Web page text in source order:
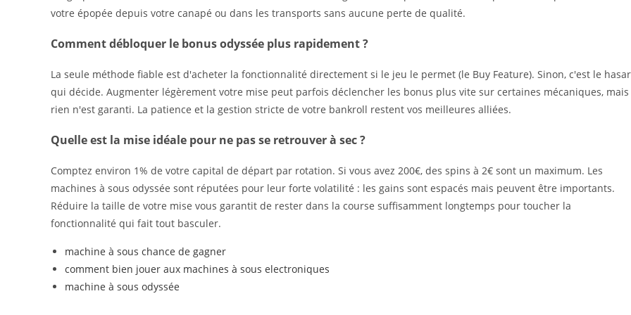
votre épopée depuis votre canapé ou dans les transports sans aucune perte de qualité.
Comment débloquer le bonus odyssée plus rapidement ?
La seule méthode fiable est d'acheter la fonctionnalité directement si le jeu le permet (le Buy Feature). Sinon, c'est le
qui décide. Augmenter légèrement votre mise peut parfois déclencher les bonus plus vite sur certaines mécaniques, mais
rien n'est garanti. La patience et la gestion stricte de votre bankroll restent vos meilleures alliées.
Quelle est la mise idéale pour ne pas se retrouver à sec ?
Comptez environ 1% de votre capital de départ par rotation. Si vous avez 200€, des spins à 2€ sont un maximum. Les
machines à sous odyssée sont réputées pour leur forte volatilité : les gains sont espacés mais peuvent être importants.
Réduire la taille de votre mise vous garantit de rester dans la course suffisamment longtemps pour toucher la
fonctionnalité qui fait tout basculer.
machine à sous chance de gagner
comment bien jouer aux machines à sous electroniques
machine à sous odyssée